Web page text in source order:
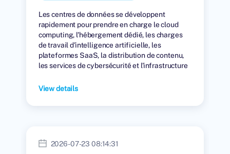
Les centres de données se développent
rapidement pour prendre en charge le cloud
computing, l'hébergement dédié, les charges
de travail d'intelligence artificielle, les
plateformes SaaS, la distribution de contenu,
les services de cybersécurité et l'infrastructure
View details
2026-07-23 08:14:31